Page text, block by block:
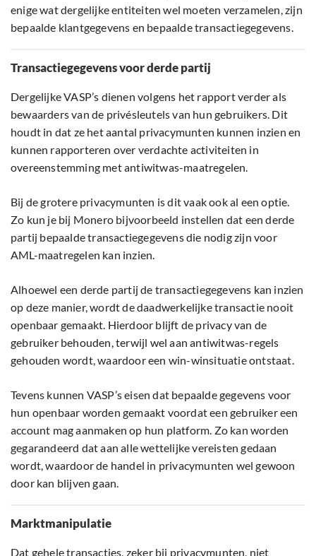
enige wat dergelijke entiteiten wel moeten verzamelen, zijn
bepaalde klantgegevens en bepaalde transactiegegevens.
Transactiegegevens voor derde partij
Dergelijke VASP’s dienen volgens het rapport verder als
bewaarders van de privésleutels van hun gebruikers. Dit
houdt in dat ze het aantal privacymunten kunnen inzien en
kunnen rapporteren over verdachte activiteiten in
overeenstemming met antiwitwas-maatregelen.
Bij de grotere privacymunten is dit vaak ook al een optie.
Zo kun je bij Monero bijvoorbeeld instellen dat een derde
partij bepaalde transactiegegevens die nodig zijn voor
AML-maatregelen kan inzien.
Alhoewel een derde partij de transactiegegevens kan inzien
op deze manier, wordt de daadwerkelijke transactie nooit
openbaar gemaakt. Hierdoor blijft de privacy van de
gebruiker behouden, terwijl wel aan antiwitwas-regels
gehouden wordt, waardoor een win-winsituatie ontstaat.
Tevens kunnen VASP’s eisen dat bepaalde gegevens voor
hun openbaar worden gemaakt voordat een gebruiker een
account mag aanmaken op hun platform. Zo kan worden
gegarandeerd dat aan alle wettelijke vereisten gedaan
wordt, waardoor de handel in privacymunten wel gewoon
door kan blijven gaan.
Marktmanipulatie
Dat gehele transacties, zeker bij privacymunten, niet